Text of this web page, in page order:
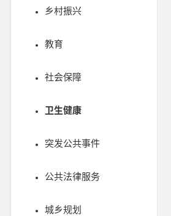
乡村振兴
教育
社会保障
卫生健康
突发公共事件
公共法律服务
城乡规划